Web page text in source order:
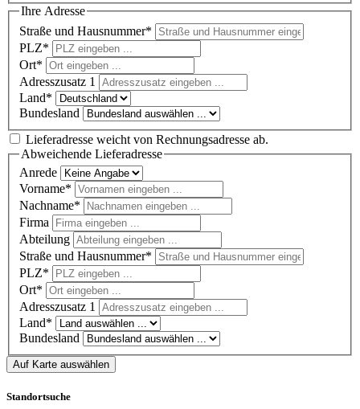
Ihre Adresse
Straße und Hausnummer*
PLZ*
Ort*
Adresszusatz 1
Land*
Bundesland
Lieferadresse weicht von Rechnungsadresse ab.
Abweichende Lieferadresse
Anrede
Vorname*
Nachname*
Firma
Abteilung
Straße und Hausnummer*
PLZ*
Ort*
Adresszusatz 1
Land*
Bundesland
Auf Karte auswählen
Standortsuche